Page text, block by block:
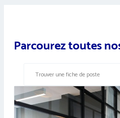
Parcourez toutes